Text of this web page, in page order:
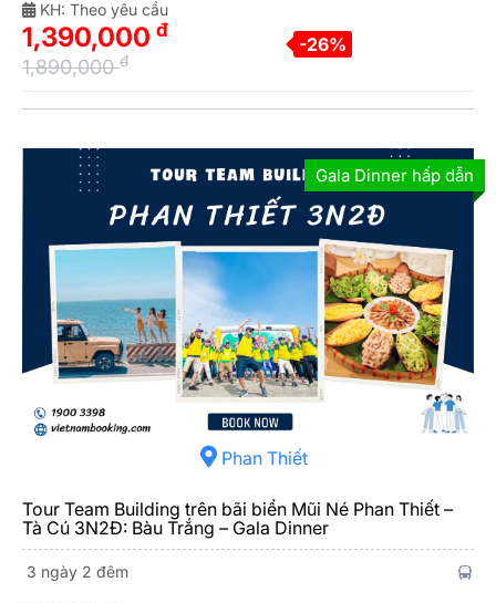
KH: Theo yêu cầu
1,390,000 đ
1,890,000đ
-26%
Gala Dinner hấp dẫn
Phan Thiết
Tour Team Building trên bãi biển Mũi Né Phan Thiết –
Tà Cú 3N2Đ: Bàu Trắng – Gala Dinner
3 ngày 2 đêm